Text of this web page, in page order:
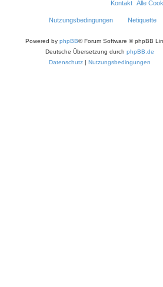
Alle
Kontakt
Netiquette
Nutzungsbedingungen
Powered by phpBB® Forum Software © phpBB
Deutsche Übersetzung durch phpBB.de
Datenschutz | Nutzungsbedingungen